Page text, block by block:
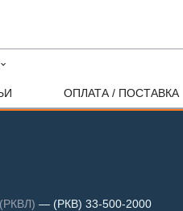
ОПЛАТА / ПОСТАВКА
— (РКВ) 33-500-2000